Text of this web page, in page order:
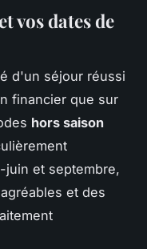
vos dates de
d'un séjour réussi
financier que sur
hors saison
juin et septembre,
et des